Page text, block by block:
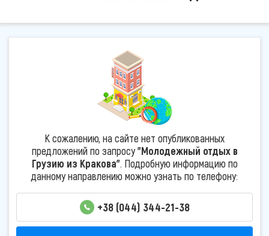
К сожалению, на сайте нет опубликованных
предложений по запросу"Молодежный отдых в
Грузию из Кракова". Подробную информацию по
данному направлению можно узнать по телефону:
+38 (044) 344-21-38